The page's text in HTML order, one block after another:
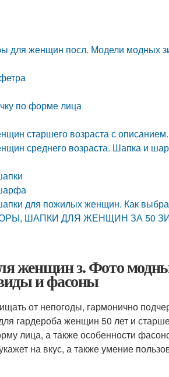
для женщин посл. Модели модных
по форме лица
старшего возраста с
среднего возраста. Шапка и
для пожилых женщин. Как
ШАПКИ ДЛЯ ЖЕНЩИН ЗА 50
женщин з. Фото
и фасоны
от непогоды, гармонично
гардероба женщин 50 лет и
лица, а также особенности
на вкус, а также умение